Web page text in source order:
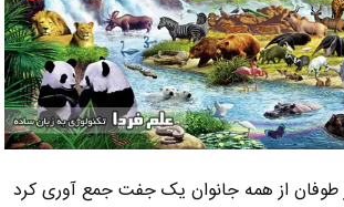
از همه جانوان یک جفت جمع آوری کرد